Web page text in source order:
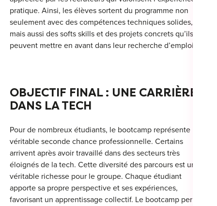
pratique. Ainsi, les élèves sortent du programme non
seulement avec des compétences techniques solides,
mais aussi des softs skills et des projets concrets qu’ils
peuvent mettre en avant dans leur recherche d’emploi.
OBJECTIF FINAL : UNE CARRIÈRE
DANS LA TECH
Pour de nombreux étudiants, le bootcamp représente une
véritable seconde chance professionnelle. Certains
arrivent après avoir travaillé dans des secteurs très
éloignés de la tech. Cette diversité des parcours est une
véritable richesse pour le groupe. Chaque étudiant
apporte sa propre perspective et ses expériences,
favorisant un apprentissage collectif. Le bootcamp permet